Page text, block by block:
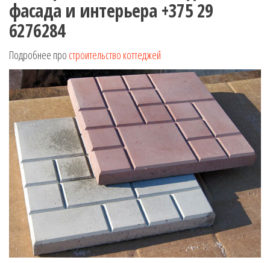
фасада и интерьера +375 29
6276284
Подробнее про строительство коттеджей